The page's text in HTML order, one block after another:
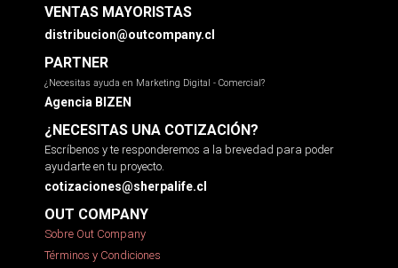
VENTAS MAYORISTAS
distribucion@outcompany.cl
PARTNER
¿Necesitas ayuda en Marketing Digital - Comercial?
Agencia BIZEN
¿NECESITAS UNA COTIZACIÓN?
Escríbenos y te responderemos a la brevedad para poder
ayudarte en tu proyecto.
cotizaciones@sherpalife.cl
OUT COMPANY
Sobre Out Company
Términos y Condiciones